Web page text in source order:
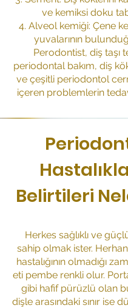
ve kemiksi doku
Alveol kemiği: Çene
yuvalarının
Perodontist, diş taşı
periodontal bakım, diş
ve çeşitli periodontol
içeren problemlerin
Belirtileri
Herkes sağlıklı ve
sahip olmak ister.
hastalığının olmadığı
eti pembe renkli olur.
gibi hafif pürüzlü olan
dişle arasındaki sınır ise